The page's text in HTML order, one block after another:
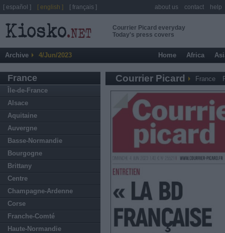
Courrier Picard everyday
Today's press covers
Archive 4/Jun/2023 Home Africa
France
Île-de-France
Alsace
Aquitaine
Auvergne
Basse-Normandie
Bourgogne
Brittany
Centre
Champagne-Ardenne
Corse
Franche-Comté
Haute-Normandie
Courrier Picard France
[ español ] [ english ] [ français ] about us contact help